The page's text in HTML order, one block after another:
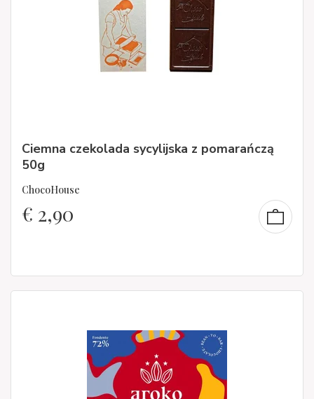
Ciemna czekolada sycylijska z pomarańczą
50g
ChocoHouse
€ 2,90